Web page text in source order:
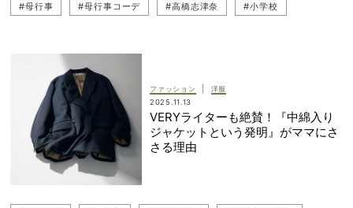
#母行事 #母行事コーデ #高橋志津奈 #小学校
ファッション
洋服
2025.11.13
VERYライターも絶賛！『中綿入り
ジャケットという発明』がママにさ
さる理由